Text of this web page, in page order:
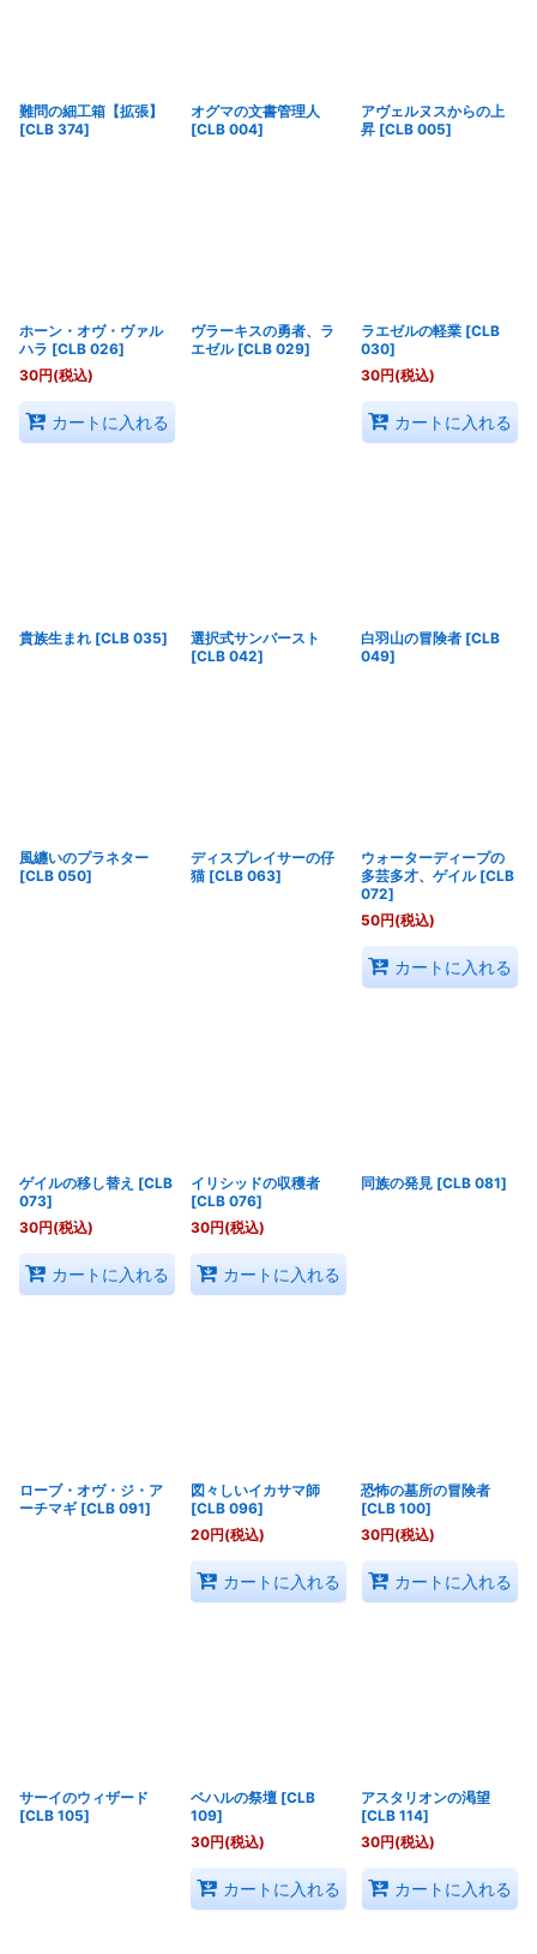
難問の細工箱【拡張】
[CLB 374]
オグマの文書管理人
[CLB 004]
アヴェルヌスからの上
昇 [CLB 005]
ホーン・オヴ・ヴァル
ハラ [CLB 026]
30円(税込)
カートに入れる
ヴラーキスの勇者、ラ
エゼル [CLB 029]
ラエゼルの軽業 [CLB
030]
30円(税込)
カートに入れる
貴族生まれ [CLB 035]
選択式サンバースト
[CLB 042]
白羽山の冒険者 [CLB
049]
風纏いのプラネター
[CLB 050]
ディスプレイサーの仔
猫 [CLB 063]
ウォーターディープの
多芸多才、ゲイル [CLB
072]
50円(税込)
カートに入れる
ゲイルの移し替え [CLB
073]
30円(税込)
カートに入れる
イリシッドの収穫者
[CLB 076]
30円(税込)
カートに入れる
同族の発見 [CLB 081]
ローブ・オヴ・ジ・ア
ーチマギ [CLB 091]
図々しいイカサマ師
[CLB 096]
20円(税込)
カートに入れる
恐怖の墓所の冒険者
[CLB 100]
30円(税込)
カートに入れる
サーイのウィザード
[CLB 105]
ベハルの祭壇 [CLB
109]
30円(税込)
カートに入れる
アスタリオンの渇望
[CLB 114]
30円(税込)
カートに入れる